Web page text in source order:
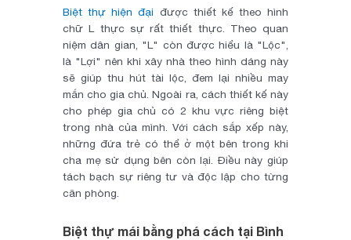
Biệt thự hiện đại được thiết kế theo hình
chữ L thực sự rất thiết thực. Theo quan
niệm dân gian, "L" còn được hiểu là "Lộc",
là "Lợi" nên khi xây nhà theo hình dáng này
sẽ giúp thu hút tài lộc, đem lại nhiều may
mắn cho gia chủ. Ngoài ra, cách thiết kế này
cho phép gia chủ có 2 khu vực riêng biệt
trong nhà của mình. Với cách sắp xếp này,
những đứa trẻ có thể ở một bên trong khi
cha mẹ sử dụng bên còn lại. Điều này giúp
tách bạch sự riêng tư và độc lập cho từng
căn phòng.
Biệt thự mái bằng phá cách tại Bình